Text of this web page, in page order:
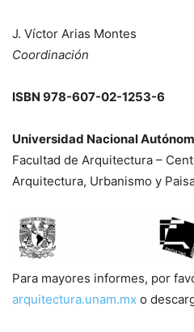
J. Víctor Arias Montes
Coordinación
ISBN 978-607-02-1253-6
Universidad Nacional
Facultad de Arquitectura –
Arquitectura, Urbanismo y
Para mayores informes, por
arquitectura.unam.mx o